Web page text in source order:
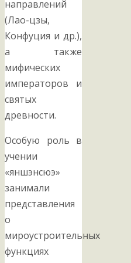
направлений
(Лао-цзы,
Конфуция и др.),
а также
мифических
императоров и
святых
древности.
Особую роль в
учении
«яншэнсюэ»
занимали
представления
о
мироустроительных
функциях